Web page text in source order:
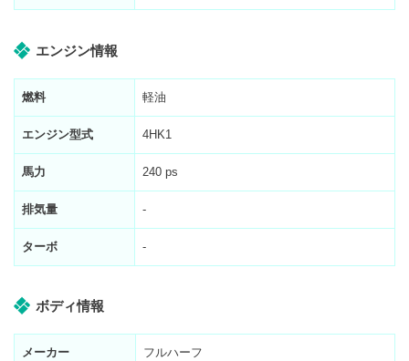
エンジン情報
燃料 軽油
エンジン型式 4HK1
馬力 240 ps
排気量 -
ターボ -
ボディ情報
メーカー フルハーフ